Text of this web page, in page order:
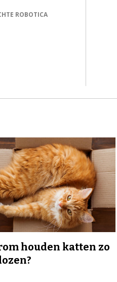
ROBOTICA
houden katten zo